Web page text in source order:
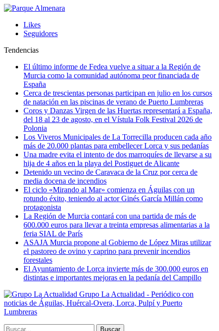
Likes
Seguidores
Tendencias
El último informe de Fedea vuelve a situar a la Región de
Murcia como la comunidad autónoma peor financiada de
España
Cerca de trescientas personas participan en julio en los cursos
de natación en las piscinas de verano de Puerto Lumbreras
Coros y Danzas Virgen de las Huertas representará a España,
del 18 al 23 de agosto, en el Vístula Folk Festival 2026 de
Polonia
Los Viveros Municipales de La Torrecilla producen cada año
más de 20.000 plantas para embellecer Lorca y sus pedanías
Una madre evita el intento de dos marroquíes de llevarse a su
hija de 4 años en la playa del Postiguet de Alicante
Detenido un vecino de Caravaca de la Cruz por cerca de
media docena de incendios
El ciclo «Mirando al Mar» comienza en Águilas con un
rotundo éxito, teniendo al actor Ginés García Millán como
protagonista
La Región de Murcia contará con una partida de más de
600.000 euros para llevar a treinta empresas alimentarias a la
feria SIAL de París
ASAJA Murcia propone al Gobierno de López Miras utilizar
el pastoreo de ovino y caprino para prevenir incendios
forestales
El Ayuntamiento de Lorca invierte más de 300.000 euros en
distintas e importantes mejoras en la pedanía del Campillo
Grupo La Actualidad - Periódico con
noticias de Águilas, Huércal-Overa, Lorca, Pulpí y Puerto
Lumbreras